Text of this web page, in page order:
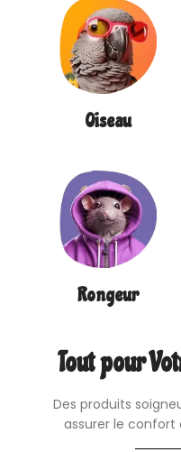
Oiseau
Rongeur
Tout pour
Des produits
assurer le